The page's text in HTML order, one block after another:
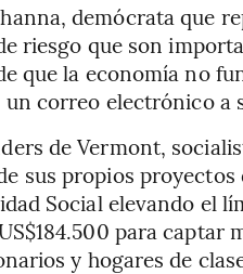
demócrata que
riesgo que son
que la economía no
un correo electrónico a
de Vermont,
sus propios
Social elevando el
para captar
y hogares de